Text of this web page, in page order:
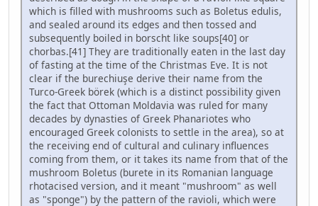
which is filled with mushrooms such as Boletus edulis,
and sealed around its edges and then tossed and
subsequently boiled in borscht like soups[40] or
chorbas.[41] They are traditionally eaten in the last day
of fasting at the time of the Christmas Eve. It is not
clear if the burechiuşe derive their name from the
Turco-Greek börek (which is a distinct possibility given
the fact that Ottoman Moldavia was ruled for many
decades by dynasties of Greek Phanariotes who
encouraged Greek colonists to settle in the area), so at
the receiving end of cultural and culinary influences
coming from them, or it takes its name from that of the
mushroom Boletus (burete in its Romanian language
rhotacised version, and it meant "mushroom" as well
as "sponge") by the pattern of the ravioli, which were